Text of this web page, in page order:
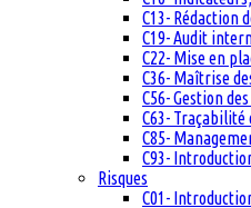
C13- Rédaction
C19- Audit
C22- Mise en
C36- Maîtrise
C56- Gestion
C63- Traçabilité
C85-
C93-
Risques
C01-